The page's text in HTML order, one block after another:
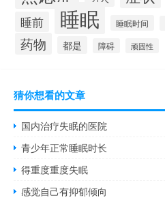
睡前 睡眠 睡眠时间
药物 都是 障碍 顽固性
猜你想看的文章
国内治疗失眠的医院
青少年正常睡眠时长
得重度重度失眠
感觉自己有抑郁倾向